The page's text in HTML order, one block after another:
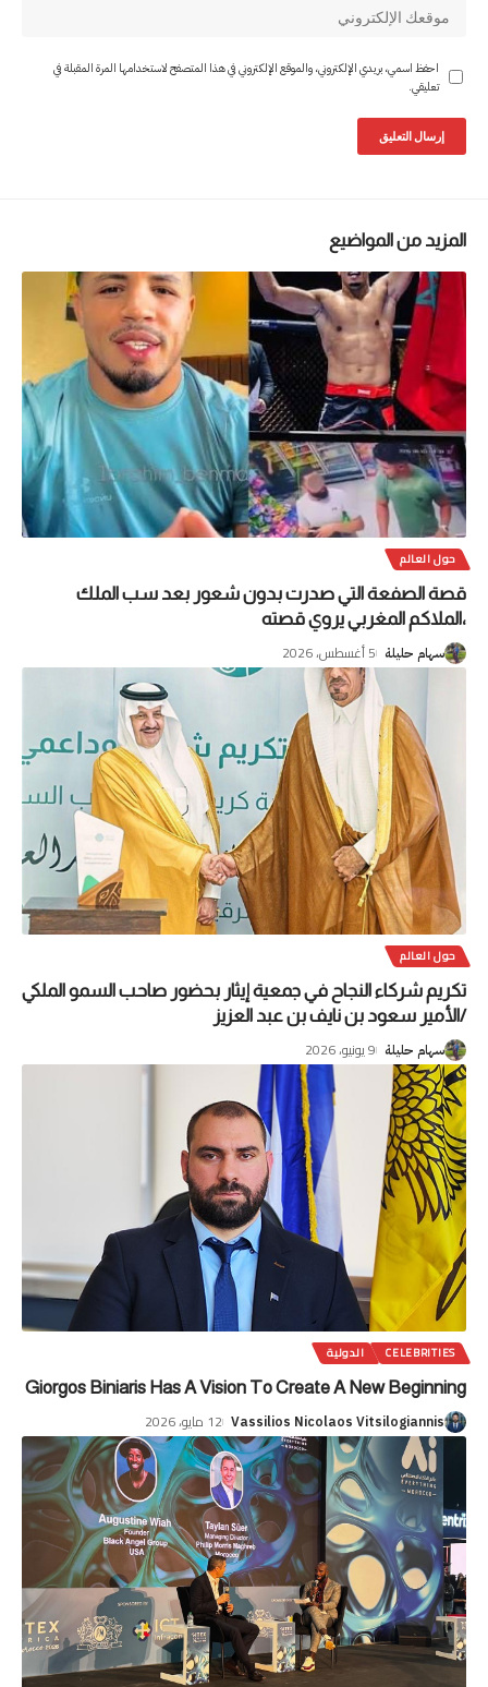
احفظ اسمي، بريدي الإلكتروني، والموقع الإلكتروني في هذا المتصفح لاستخدامها المرة المقبلة في
تعليقي.
المزيد من المواضيع
حول العالم
قصة الصفعة التي صدرت بدون شعور بعد سب الملك
،الملاكم المغربي يروي قصته
سهام حليلة 5 أغسطس، 2026
حول العالم
تكريم شركاء النجاح في جمعية إيثار بحضور صاحب السمو الملكي
/الأمير سعود بن نايف بن عبد العزيز
سهام حليلة 9 يونيو، 2026
CELEBRITIES
الدولية
Giorgos Biniaris Has A Vision To Create A New Beginning
Vassilios Nicolaos Vitsilogiannis 12 مايو، 2026